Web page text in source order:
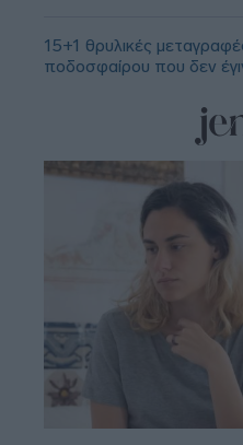
15+1 θρυλικές
ποδοσφαίρου που δεν